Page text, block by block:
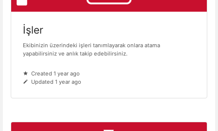
İşler
Ekibinizin üzerindeki işleri tanımlayarak onlara atama
yapabilirsiniz ve anlık takip edebilirsiniz.
Created 1 year ago
Updated 1 year ago